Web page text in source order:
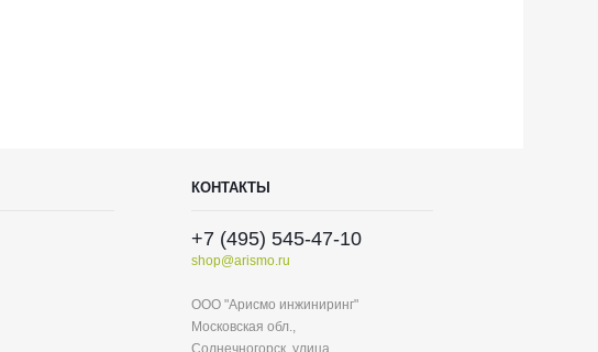
КОНТАКТЫ
+7 (495) 545-47-10
shop@arismo.ru
ООО "Арисмо инжиниринг"
Московская обл.,
Солнечногорск, улица